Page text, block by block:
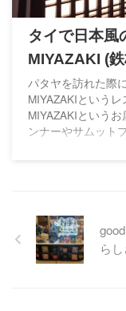
タイで日本風
MIYAZAKI (
パタヤを訪れた際
MIYAZAKIという
MIYAZAKIという
ンナーやサムット
スキで有名なM ...
ら